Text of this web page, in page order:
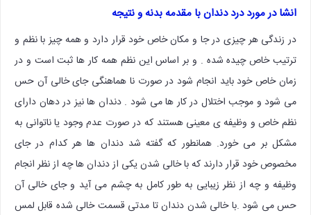
انشا در مورد درد دندان با مقدمه بدنه و نتیجه
در زندگی هر چیزی در جا و مکان خاص خود قرار دارد و همه چیز با نظم و
ترتیب خاص چیده شده . و بر اساس این نظم همه کار ها ثبت است و در
زمان خاص خود باید انجام شود در صورت نا هماهنگی جای خالی آن حس
می شود و موجب اختلال در کار ها می شود . دندان ها نیز در دهان دارای
نظم خاص و وظیفه ی معینی هستند که در صورت عدم وجود یا ناتوانی به
مشکل بر می خورد. همانطور که گفته شد دندان ها هر کدام در جای
مخصوص خود قرار دارند که با خالی شدن یکی از دندان ها چه از نظر انجام
وظیفه و چه از نظر زیبایی به طور کامل به چشم می آید و جای خالی آن
حس می شود .با خالی شدن دندان تا مدتی قسمت خالی شده قابل لمس